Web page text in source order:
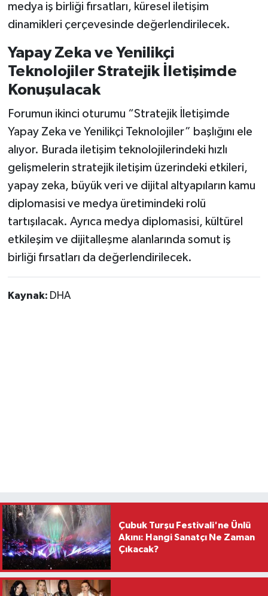
medya iş birliği fırsatları, küresel iletişim
dinamikleri çerçevesinde değerlendirilecek.
Yapay Zeka ve Yenilikçi
Teknolojiler Stratejik İletişimde
Konuşulacak
Forumun ikinci oturumu “Stratejik İletişimde
Yapay Zeka ve Yenilikçi Teknolojiler” başlığını ele
alıyor. Burada iletişim teknolojilerindeki hızlı
gelişmelerin stratejik iletişim üzerindeki etkileri,
yapay zeka, büyük veri ve dijital altyapıların kamu
diplomasisi ve medya üretimindeki rolü
tartışılacak. Ayrıca medya diplomasisi, kültürel
etkileşim ve dijitalleşme alanlarında somut iş
birliği fırsatları da değerlendirilecek.
Kaynak: DHA
Çubuk Turşu Festivali'ne Ünlü
Akını: Hangi Sanatçı Ne Zaman
Çıkacak?